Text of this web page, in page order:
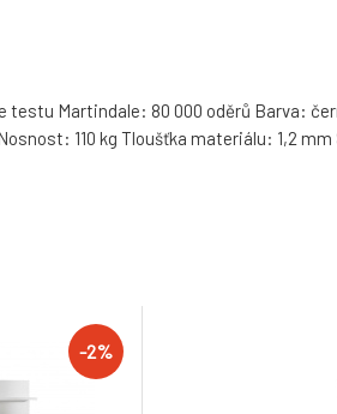
testu Martindale: 80 000 oděrů Barva:
110 kg Tloušťka materiálu: 1,2
-2%